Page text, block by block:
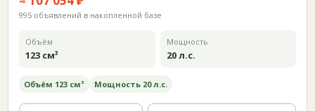
995 объявлений в накопленной базе
Объём
123 см³
Мощность
20 л.с.
Объём 123 см³ Мощность 20 л.с.